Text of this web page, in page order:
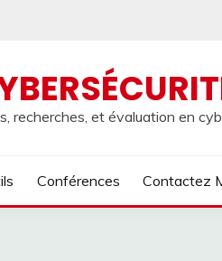
recherches, et évaluation en
Conférences Contactez